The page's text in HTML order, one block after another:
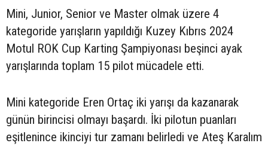
Mini, Junior, Senior ve Master olmak üzere 4
kategoride yarışların yapıldığı Kuzey Kıbrıs 2024
Motul ROK Cup Karting Şampiyonası beşinci ayak
yarışlarında toplam 15 pilot mücadele etti.
Mini kategoride Eren Ortaç iki yarışı da kazanarak
günün birincisi olmayı başardı. İki pilotun puanları
eşitlenince ikinciyi tur zamanı belirledi ve Ateş Karalım